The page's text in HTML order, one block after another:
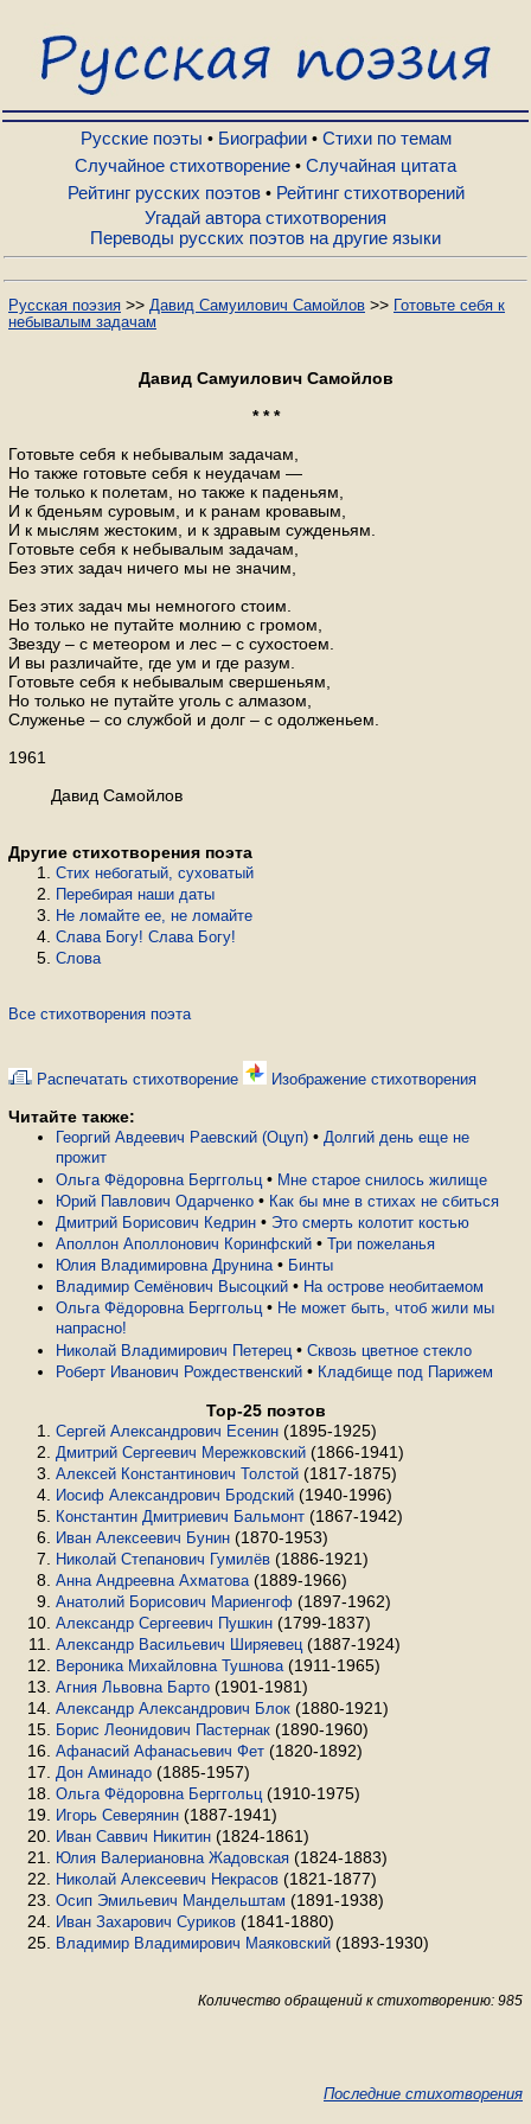
Русские поэты
Биографии
Стихи по темам
Случайное стихотворение
Рейтинг русских поэтов
Рейтинг стихотворений
Русские поэты • Биографии• Стихи по темам
Случайное стихотворение • Случайная цитата
Рейтинг русских поэтов• Рейтинг стихотворений
Угадай автора стихотворения
Переводы русских поэтов на другие языки
Русская поэзия >> Давид Самуилович Самойлов >> Готовьте себя к
небывалым задачам
Давид Самуилович Самойлов
* * *
Готовьте себя к небывалым задачам,
Но также готовьте себя к неудачам —
Не только к полетам, но также к паденьям,
И к бденьям суровым, и к ранам кровавым,
И к мыслям жестоким, и к здравым сужденьям.
Готовьте себя к небывалым задачам,
Без этих задач ничего мы не значим,
Без этих задач мы немногого стоим.
Но только не путайте молнию с громом,
Звезду – с метеором и лес – с сухостоем.
И вы различайте, где ум и где разум.
Готовьте себя к небывалым свершеньям,
Но только не путайте уголь с алмазом,
Служенье – со службой и долг – с одолженьем.
1961
Давид Самойлов
Другие стихотворения поэта
Стих небогатый, суховатый
Перебирая наши даты
Не ломайте ее, не ломайте
Слава Богу! Слава Богу!
Слова
Все стихотворения поэта
Распечатать стихотворение Изображение стихотворения
Читайте также:
Георгий Авдеевич Раевский (Оцуп) • Долгий день еще не
прожит
Ольга Фёдоровна Берггольц • Мне старое снилось жилище
Юрий Павлович Одарченко • Как бы мне в стихах не сбиться
Дмитрий Борисович Кедрин • Это смерть колотит костью
Аполлон Аполлонович Коринфский • Три по­же­ла­нья
Юлия Владимировна Друнина • Бинты
Владимир Семёнович Высоцкий • На острове необитаемом
Ольга Фёдоровна Берггольц • Не может быть, чтоб жили мы
напрасно!
Николай Владимирович Петерец • Сквозь цветное стекло
Роберт Иванович Рождественский • Кладбище под Парижем
Top-25 поэтов
Сергей Александрович Есенин (1895-1925)
Дмитрий Сергеевич Мережковский (1866-1941)
Алексей Константинович Толстой (1817-1875)
Иосиф Александрович Бродский (1940-1996)
Константин Дмитриевич Бальмонт (1867-1942)
Иван Алексеевич Бунин (1870-1953)
Николай Степанович Гумилёв (1886-1921)
Анна Андреевна Ахматова (1889-1966)
Анатолий Борисович Мариенгоф (1897-1962)
Александр Сергеевич Пушкин (1799-1837)
Александр Васильевич Ширяевец (1887-1924)
Вероника Михайловна Тушнова (1911-1965)
Агния Львовна Барто (1901-1981)
Александр Александрович Блок (1880-1921)
Борис Леонидович Пастернак (1890-1960)
Афанасий Афанасьевич Фет (1820-1892)
Дон Аминадо (1885-1957)
Ольга Фёдоровна Берггольц (1910-1975)
Игорь Северянин (1887-1941)
Иван Саввич Никитин (1824-1861)
Юлия Валериановна Жадовская (1824-1883)
Николай Алексеевич Некрасов (1821-1877)
Осип Эмильевич Мандельштам (1891-1938)
Иван Захарович Суриков (1841-1880)
Владимир Владимирович Маяковский (1893-1930)
Количество обращений к стихотворению: 985
Последние стихотворения